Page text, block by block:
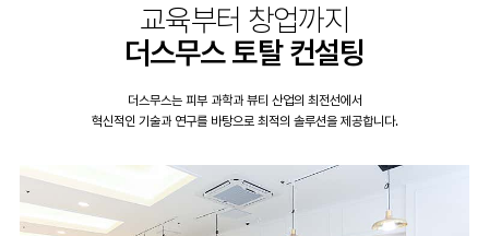
교육부터 창업까지
더스무스 토탈 컨설팅
더스무스는 피부 과학과 뷰티 산업의 최전선에서
혁신적인 기술과 연구를 바탕으로 최적의 솔루션을 제공합니다.